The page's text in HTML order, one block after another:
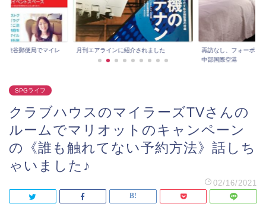
渋谷郵便局でマイレ
月刊エアラインに紹介されました
再訪なし、フォーポイ
中部国際空港
SPGライフ
クラブハウスのマイラーズTVさんの
ルームでマリオットのキャンペーン
の《誰も触れてない予約方法》話しち
ゃいました♪
02/16/2021